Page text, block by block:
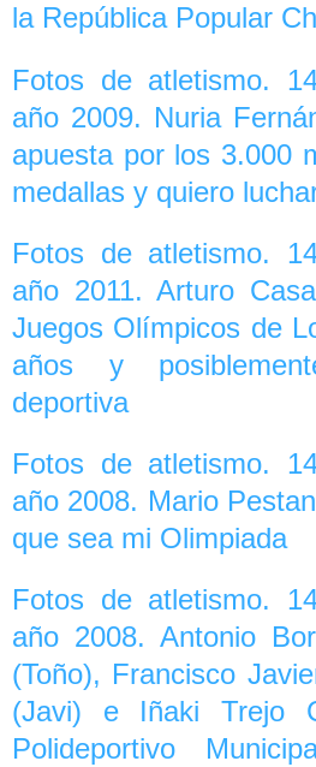
la República Popular
Fotos de atletismo.
año 2009. Nuria
apuesta por los 3.000
medallas y quiero
Fotos de atletismo.
año 2011. Arturo
Juegos Olímpicos de
años y
deportiva
Fotos de atletismo.
año 2008. Mario
que sea mi Olimpiada
Fotos de atletismo.
año 2008. Antonio
(Toño), Francisco
(Javi) e Iñaki Trejo
Polideportivo